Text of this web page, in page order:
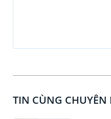
TIN CÙNG CHUYÊN